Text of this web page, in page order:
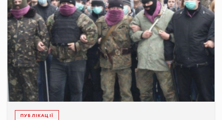
ПУБЛІКАЦІЇ